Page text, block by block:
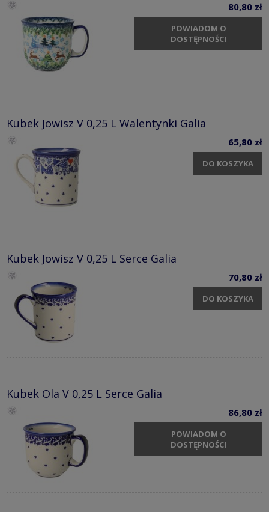
80,80 zł
POWIADOM O
DOSTĘPNOŚCI
Kubek Jowisz V 0,25 L Walentynki Galia
65,80 zł
DO KOSZYKA
Kubek Jowisz V 0,25 L Serce Galia
70,80 zł
DO KOSZYKA
Kubek Ola V 0,25 L Serce Galia
86,80 zł
POWIADOM O
DOSTĘPNOŚCI